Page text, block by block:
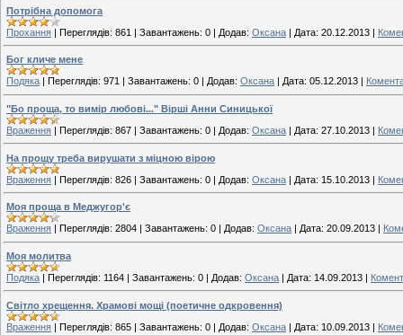
Потрібна допомога
Прохання | Переглядів: 861 | Завантажень: 0 | Додав: Оксана | Дата: 20.12.2013 |
Бог кличе мене
Подяка
Переглядів: 971 Завантажень: 0 Додав: Оксана Дата: 05.12.2013
"Бо проща, то вимір любові..." Вірші Анни Синицької
Враження | Переглядів: 867 | Завантажень: 0 | Додав: Оксана | Дата: 27.10.2013 |
На прощу треба вирушати з міцною вірою
Враження | Переглядів: 826 | Завантажень: 0 | Додав: Оксана | Дата: 15.10.2013 |
Моя проща в Меджугор'є
Враження
Переглядів: 2804 Завантажень: 0 Додав: Оксана Дата: 20.09.2013
Моя молитва
Подяка | Переглядів: 1164 | Завантажень: 0 | Додав: Оксана | Дата: 14.09.2013 |
Світло хрещення. Храмові мощі (поетичне одкровення)
Враження | Переглядів: 865 | Завантажень: 0 | Додав: Оксана | Дата: 10.09.2013 |